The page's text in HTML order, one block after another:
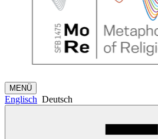
MENÜ
Englisch Deutsch